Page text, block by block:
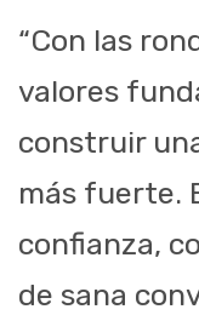
“Con las
valores
construir
más fuerte.
confianza,
de sana